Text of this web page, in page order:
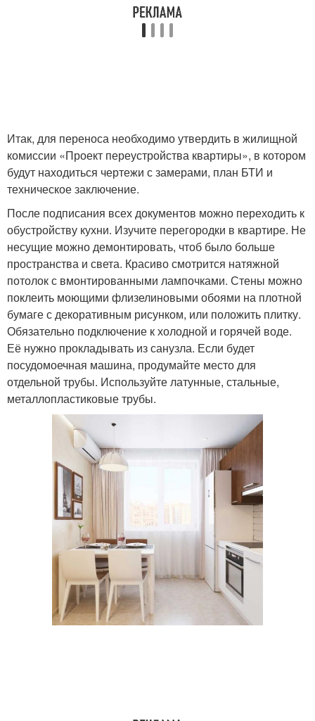
Итак, для переноса необходимо утвердить в жилищной
комиссии «Проект переустройства квартиры», в котором
будут находиться чертежи с замерами, план БТИ и
техническое заключение.
После подписания всех документов можно переходить к
обустройству кухни. Изучите перегородки в квартире. Не
несущие можно демонтировать, чтоб было больше
пространства и света. Красиво смотрится натяжной
потолок с вмонтированными лампочками. Стены можно
поклеить моющими флизелиновыми обоями на плотной
бумаге с декоративным рисунком, или положить плитку.
Обязательно подключение к холодной и горячей воде.
Её нужно прокладывать из санузла. Если будет
посудомоечная машина, продумайте место для
отдельной трубы. Используйте латунные, стальные,
металлопластиковые трубы.